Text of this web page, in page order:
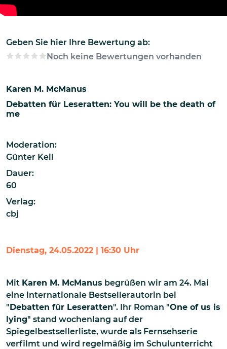
Geben Sie hier Ihre Bewertung ab:
Noch keine Bewertungen vorhanden
Karen M. McManus
Debatten für Leseratten: You will be the death of
me
Moderation:
Günter Keil
Dauer:
60
Verlag:
cbj
Dienstag, 24.05.2022 | 16:30 Uhr
Mit Karen M. McManus begrüßen wir am 24. Mai
eine internationale Bestsellerautorin bei
"Debatten für Leseratten". Ihr Roman "One of us is
lying" stand wochenlang auf der
Spiegelbestsellerliste, wurde als Fernsehserie
verfilmt und wird regelmäßig im Schulunterricht